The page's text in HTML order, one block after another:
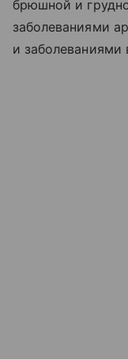
брюшной и
заболеваниями
и заболеваниями